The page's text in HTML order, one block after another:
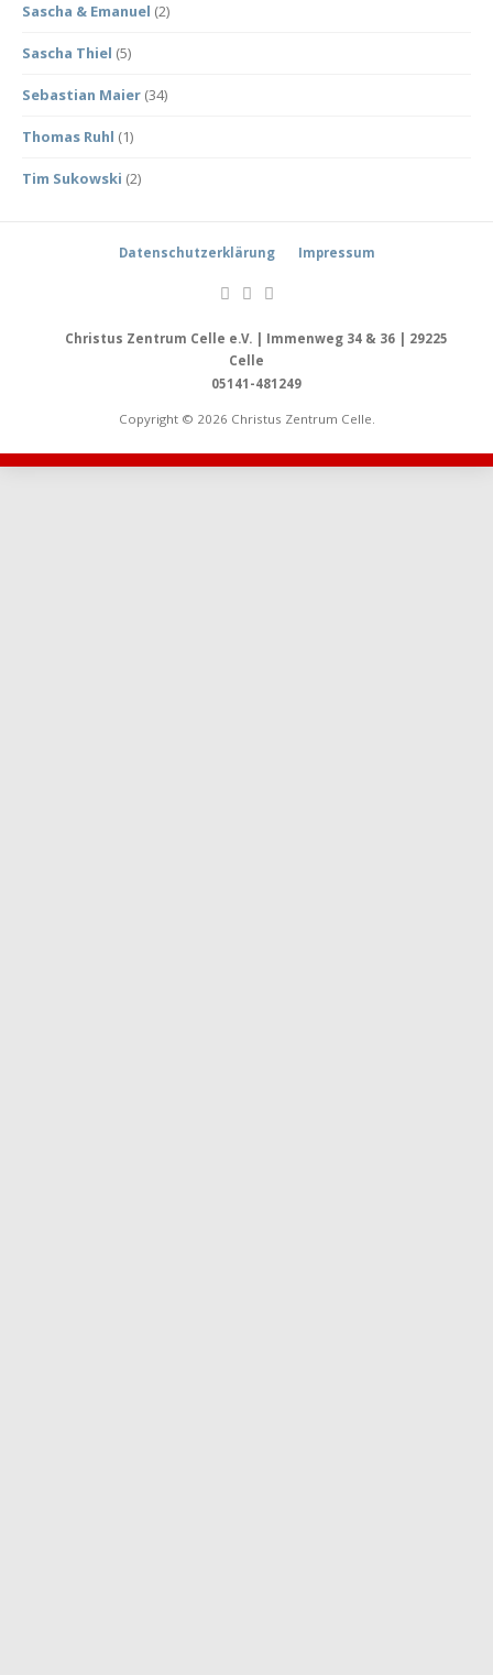
Sascha & Emanuel (2)
Sascha Thiel (5)
Sebastian Maier (34)
Thomas Ruhl (1)
Tim Sukowski (2)
Datenschutzerklärung Impressum
Christus Zentrum Celle e.V. | Immenweg 34 & 36 | 29225
Celle
05141-481249
Copyright © 2026 Christus Zentrum Celle.